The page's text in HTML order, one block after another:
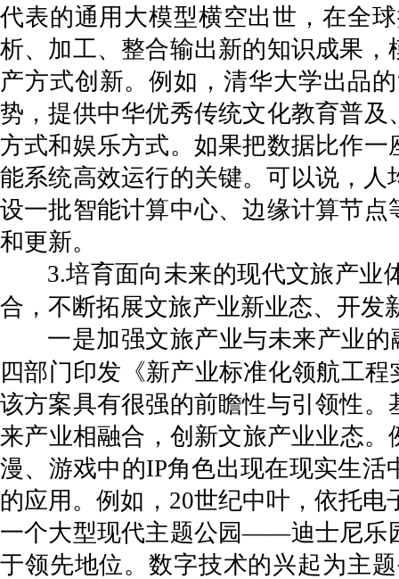
代表的通用大模型横空出世，在全
析、加工、整合输出新的知识成果
产方式创新。例如，清华大学出品
势，提供中华优秀传统文化教育普
方式和娱乐方式。如果把数据比作
能系统高效运行的关键。可以说，
设一批智能计算中心、边缘计算节
和更新。
3.培育面向未来的现代文旅产业
合，不断拓展文旅产业新业态、开发
一是加强文旅产业与未来产业
四部门印发《新产业标准化领航工
该方案具有很强的前瞻性与引领性
来产业相融合，创新文旅产业业态
漫、游戏中的IP角色出现在现实生
的应用。例如，20世纪中叶，依托
一个大型现代主题公园——迪士尼乐
于领先地位。数字技术的兴起为主